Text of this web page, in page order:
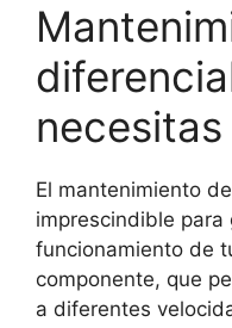
El mantenimiento
imprescindible para
funcionamiento de
componente, que
a diferentes